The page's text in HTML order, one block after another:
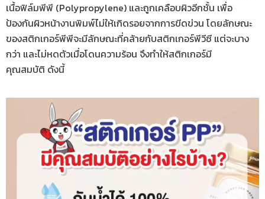
เนื้อฟิล์มพีพี (Polypropylene) และถูกเคลือบผิวอีกชั้น เพื่อ
ป้องกันผิวหน้างานพิมพ์ไม่ให้เกิดรอยจากการขีดข่วน โดยลักษณะ
ของสติกเกอร์พีพีจะมีลักษณะที่คล้ายกับสติกเกอร์พีวีซี แต่จะบาง
กว่า และไม่หดตัวเมื่อโดนความร้อน จึงทำให้สติกเกอร์มี
คุณสมบัติ ดังนี้